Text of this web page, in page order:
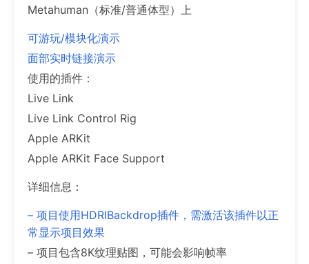
Metahuman（标准/普通体型）上
可游玩/模块化演示
面部实时链接演示
使用的插件：
Live Link
Live Link Control Rig
Apple ARKit
Apple ARKit Face Support
详细信息：
– 项目使用HDRIBackdrop插件，需激活该插件以正
常显示项目效果
– 项目包含8K纹理贴图，可能会影响帧率